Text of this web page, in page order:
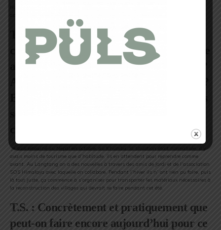
T.S. : Etes-vous restés en contact avec
certains Népalais ? Qu’en est-il du village
auquel été très attaché Jordi, Langtang ?
Je suis retourné au Nepal en octobre, au Khumbu, la situation était normalisée, il y
avais moins de tourisme que d’habitude, ils en attendent pour reprendre comme
avant. Au Langtang on a des nouvelles à travers des amis de Jordi et de l’association
SOS Himalaya avec laquelle on collabore. Pendant l’hiver ils n’ ont rien pu faire, puis
là tout juste, ça commence à s’organiser pour transporter les matériaux nécessaires à
la reconstruction des villages qui devrait se faire pendant cet été.
T.S. : Concrètement et pratiquement que
peut-on faire encore aujourd’hui pour ce